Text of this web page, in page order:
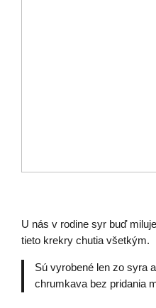
U nás v rodine syr buď
tieto krekry chutia všetkým.
Sú vyrobené len zo syra
chrumkava bez pridania